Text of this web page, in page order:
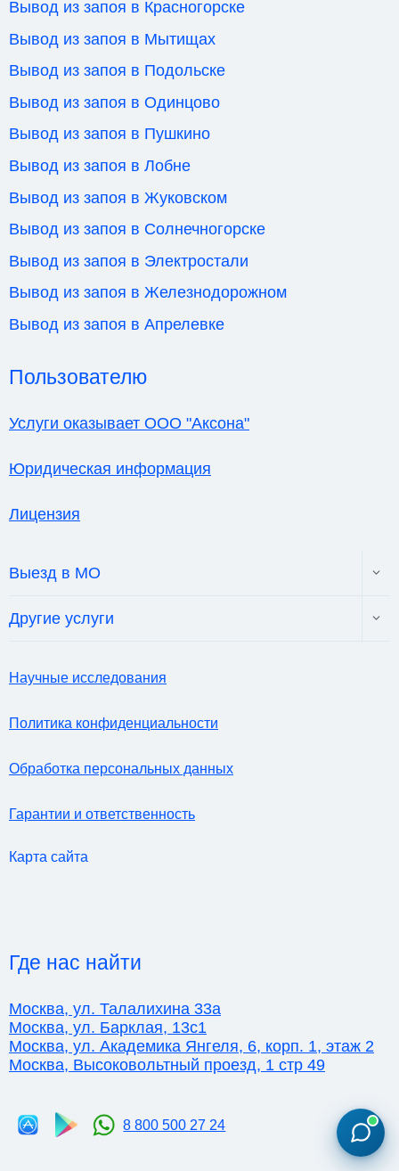
Вывод из запоя в Красногорске
Вывод из запоя в Мытищах
Вывод из запоя в Подольске
Вывод из запоя в Одинцово
Вывод из запоя в Пушкино
Вывод из запоя в Лобне
Вывод из запоя в Жуковском
Вывод из запоя в Солнечногорске
Вывод из запоя в Электростали
Вывод из запоя в Железнодорожном
Вывод из запоя в Апрелевке
Пользователю
Услуги оказывает ООО "Аксона"
Юридическая информация
Лицензия
Выезд в МО
child
Другие услуги
child
Научные исследования
Политика конфиденциальности
Обработка персональных данных
Гарантии и ответственность
Карта сайта
Где нас найти
Москва, ул. Талалихина 33а
Москва, ул. Барклая, 13с1
Москва, ул. Академика Янгеля, 6, корп. 1, этаж 2
Москва, Высоковольтный проезд, 1 стр 49
8 800 500 27 24